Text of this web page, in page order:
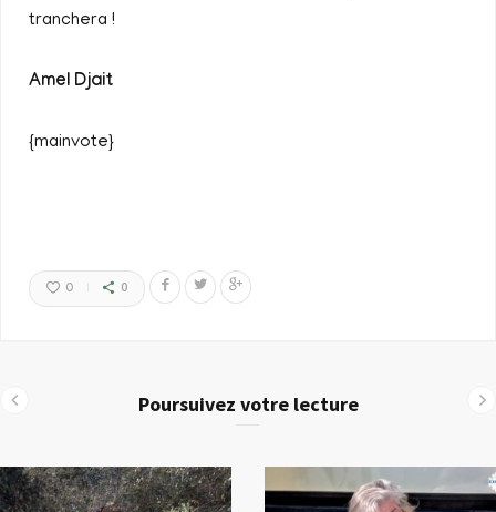
tranchera !
Amel Djait
{mainvote}
0 0
Poursuivez votre lecture